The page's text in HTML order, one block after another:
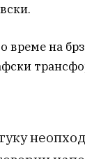
време на